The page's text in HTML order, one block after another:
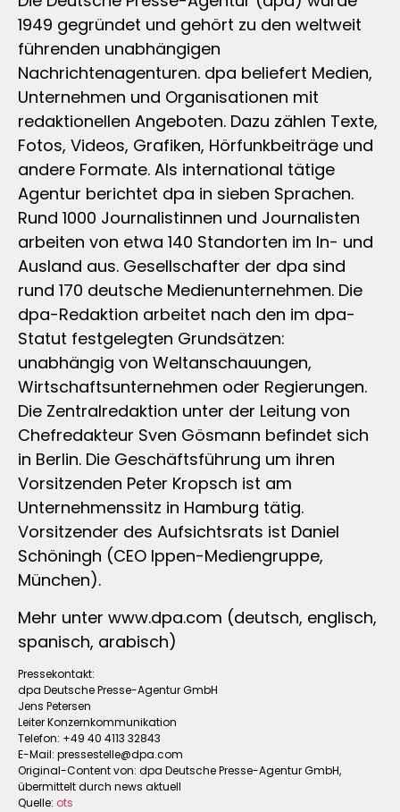
1949 gegründet und gehört zu den weltweit
führenden unabhängigen
Nachrichtenagenturen. dpa beliefert Medien,
Unternehmen und Organisationen mit
redaktionellen Angeboten. Dazu zählen Texte,
Fotos, Videos, Grafiken, Hörfunkbeiträge und
andere Formate. Als international tätige
Agentur berichtet dpa in sieben Sprachen.
Rund 1000 Journalistinnen und Journalisten
arbeiten von etwa 140 Standorten im In- und
Ausland aus. Gesellschafter der dpa sind
rund 170 deutsche Medienunternehmen. Die
dpa-Redaktion arbeitet nach den im dpa-
Statut festgelegten Grundsätzen:
unabhängig von Weltanschauungen,
Wirtschaftsunternehmen oder Regierungen.
Die Zentralredaktion unter der Leitung von
Chefredakteur Sven Gösmann befindet sich
in Berlin. Die Geschäftsführung um ihren
Vorsitzenden Peter Kropsch ist am
Unternehmenssitz in Hamburg tätig.
Vorsitzender des Aufsichtsrats ist Daniel
Schöningh (CEO Ippen-Mediengruppe,
München).
Mehr unter www.dpa.com (deutsch, englisch,
spanisch, arabisch)
Pressekontakt:
dpa Deutsche Presse-Agentur GmbH
Jens Petersen
Leiter Konzernkommunikation
Telefon: +49 40 4113 32843
E-Mail: pressestelle@dpa.com
Original-Content von: dpa Deutsche Presse-Agentur GmbH,
übermittelt durch news aktuell
Quelle: ots